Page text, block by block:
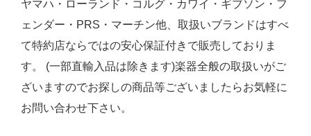
ヤマハ・ローランド・コルグ・カワイ・ギブソン・フ
ェンダー・PRS・マーチン他、取扱いブランドはすべ
て特約店ならではの安心保証付きで販売しておりま
す。 (一部直輸入品は除きます)楽器全般の取扱いがご
ざいますのでお探しの商品等ございましたらお気軽に
お問い合わせ下さい。